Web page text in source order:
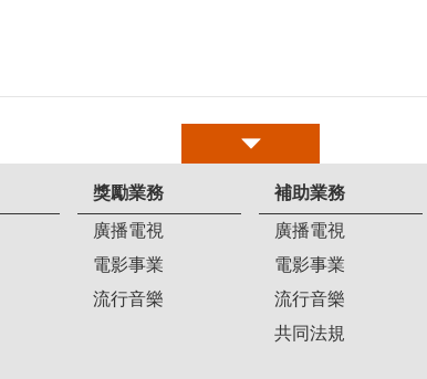
獎勵業務
廣播電視
電影事業
流行音樂
補助業務
廣播電視
電影事業
流行音樂
共同法規